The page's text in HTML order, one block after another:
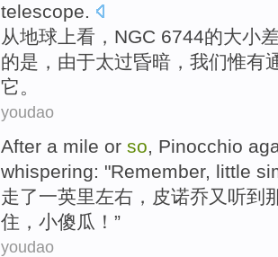
telescope.
从地球上看 ， NGC 6744的大小
的是 ，由于太过昏暗 ，我们惟有
它。
youdao
After a mile or so, Pinocchio
whispering: "Remember, little
走了一英里左右， 皮诺乔又 听到
住 ， 小傻瓜！”
youdao